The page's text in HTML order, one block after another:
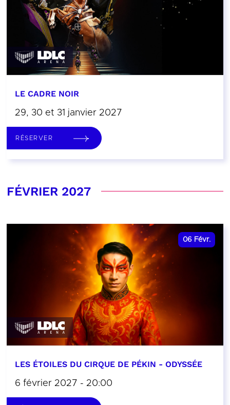
LE CADRE NOIR
29, 30 et 31 janvier 2027
RÉSERVER
FÉVRIER 2027
06 Févr.
LES ÉTOILES DU CIRQUE DE PÉKIN - ODYSSÉE
6 février 2027 - 20:00